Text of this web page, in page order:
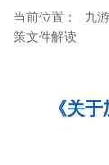
当前位置： 九
策文件解读
《关